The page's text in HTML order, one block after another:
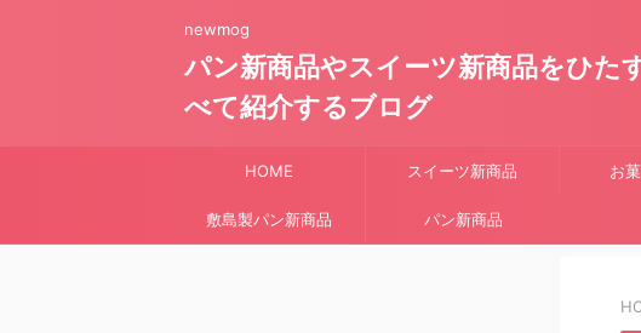
newmog
パン新商品やスイーツ新商品をひた
べて紹介するブログ
HOME スイーツ新商品 お
敷島製パン新商品 パン新商品